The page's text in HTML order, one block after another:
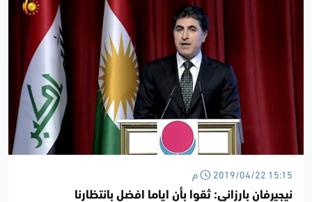
2019/04/22 15:15 م
نيجيرفان بارزاني: ثقوا بأن اياما افضل بانتظارنا